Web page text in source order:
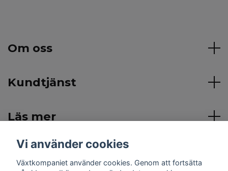
Om oss
Kundtjänst
Läs mer
Sociala medier
Vi använder cookies
Växtkompaniet använder cookies. Genom att fortsätta